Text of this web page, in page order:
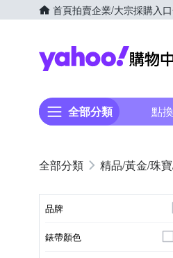
首頁拍賣企業/大宗採購入口
全部分類 點
精品/黃金/珠
品牌
錶帶顏色